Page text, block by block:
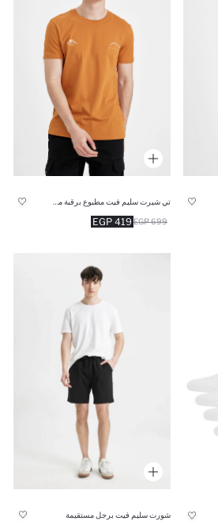
419 EGP 699 EGP
شورت سليم فيت برجل مستقيمة